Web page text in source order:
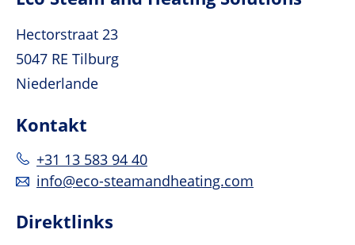
Hectorstraat 23
5047 RE Tilburg
Niederlande
Kontakt
+31 13 583 94 40
info@eco-steamandheating.com
Direktlinks